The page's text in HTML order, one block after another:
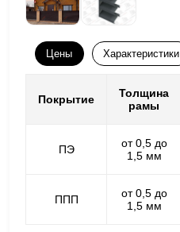
Цены Характеристики
Покрытие
Толщина
рамы
ПЭ
от 0,5 до
1,5 мм
ППП
от 0,5 до
1,5 мм